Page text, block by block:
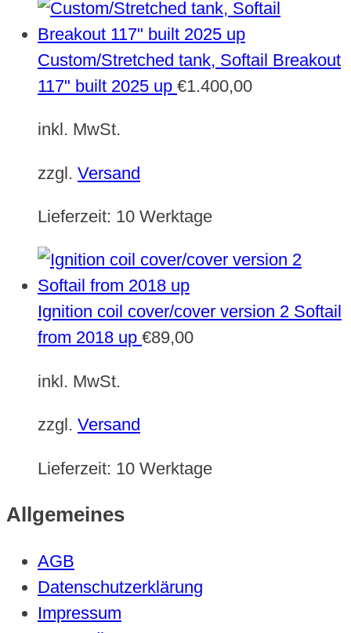
Custom/Stretched tank, Softail Breakout
117" built 2025 up €1.400,00
inkl. MwSt.
zzgl. Versand
Lieferzeit: 10 Werktage
Ignition coil cover/cover version 2 Softail
from 2018 up €89,00
inkl. MwSt.
zzgl. Versand
Lieferzeit: 10 Werktage
Allgemeines
AGB
Datenschutzerklärung
Impressum